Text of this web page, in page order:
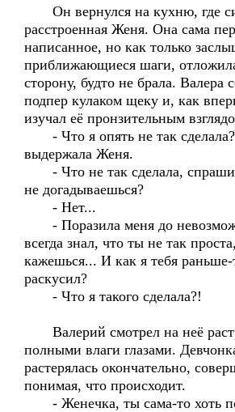
Он вернулся на кухню, где
расстроенная Женя. Она сама
написанное, но как только
приближающиеся шаги,
сторону, будто не брала. Валера
подпер кулаком щеку и, как
изучал её пронзительным
- Что я опять не так
выдержала Женя.
- Что не так сделала,
не догадываешься?
- Нет...
- Поразила меня до
всегда знал, что ты не так
кажешься... И как я тебя раньше-
раскусил?
- Что я такого сделала?!
Валерий смотрел на неё
полными влаги глазами.
растерялась окончательно,
понимая, что происходит.
- Женечка, ты сама-то хоть